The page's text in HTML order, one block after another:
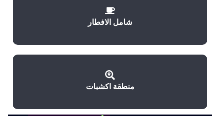
شامل الافطار
منطقة اكشبات